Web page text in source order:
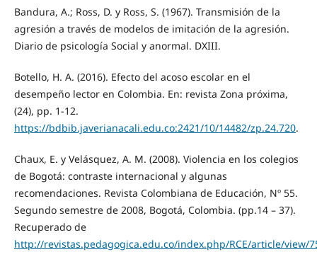
Bandura, A.; Ross, D. y Ross, S. (1967). Transmisión de la
agresión a través de modelos de imitación de la agresión.
Diario de psicología Social y anormal. DXIII.
Botello, H. A. (2016). Efecto del acoso escolar en el
desempeño lector en Colombia. En: revista Zona próxima,
(24), pp. 1-12.
https://bdbib.javerianacali.edu.co:2421/10/14482/zp.24.720.
Chaux, E. y Velásquez, A. M. (2008). Violencia en los colegios
de Bogotá: contraste internacional y algunas
recomendaciones. Revista Colombiana de Educación, Nº 55.
Segundo semestre de 2008, Bogotá, Colombia. (pp.14 – 37).
Recuperado de
http://revistas.pedagogica.edu.co/index.php/RCE/article/view/